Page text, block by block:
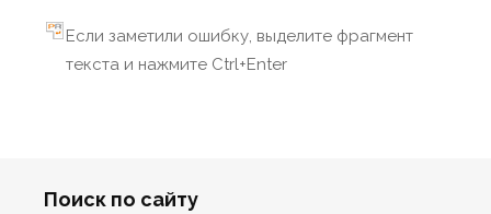
Если заметили ошибку, выделите фрагмент
текста и нажмите Ctrl+Enter
Поиск по сайту